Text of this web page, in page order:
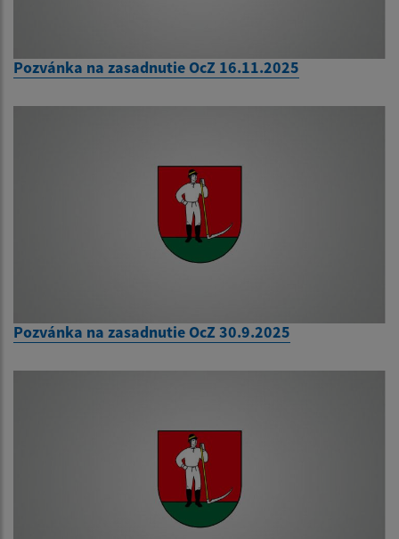
Pozvánka na zasadnutie OcZ 16.11.2025
Pozvánka na zasadnutie OcZ 30.9.2025